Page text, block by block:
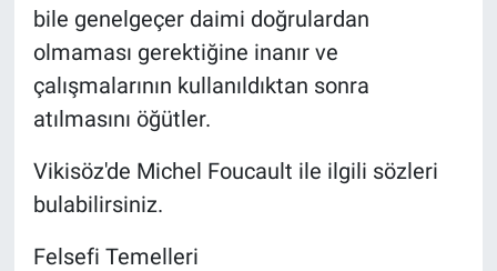
bile genelgeçer daimi doğrulardan
olmaması gerektiğine inanır ve
çalışmalarının kullanıldıktan sonra
atılmasını öğütler.
Vikisöz'de Michel Foucault ile ilgili sözleri
bulabilirsiniz.
Felsefi Temelleri